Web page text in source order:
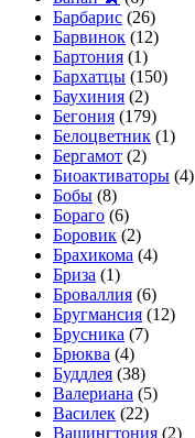
Барбарис (26)
Барвинок (12)
Бартония (1)
Бархатцы (150)
Баухиния (2)
Бегония (179)
Белоцветник (1)
Бергамот (2)
Биоактиваторы (4)
Бобы (8)
Бораго (6)
Боровик (2)
Брахикома (4)
Бриза (1)
Броваллия (6)
Бругмансия (12)
Брусника (7)
Брюква (4)
Буддлея (38)
Валериана (5)
Василек (22)
Вашингтония (2)